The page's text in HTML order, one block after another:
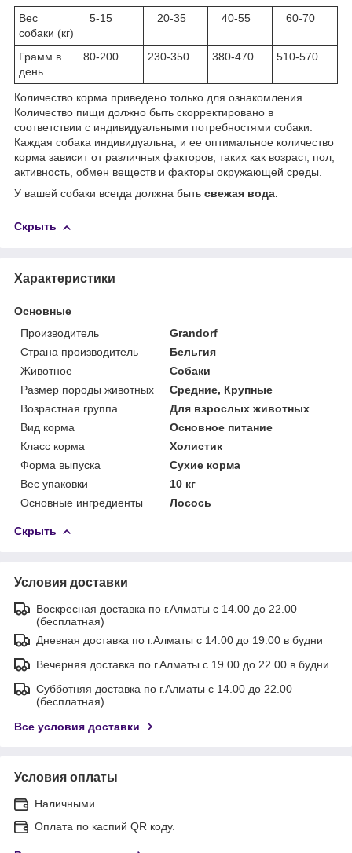
Вес
собаки (кг)
5-15 20-35 40-55 60-70
Грамм в
день
80-200 230-350 380-470 510-570
Количество корма приведено только для ознакомления.
Количество пищи должно быть скорректировано в
соответствии с индивидуальными потребностями собаки.
Каждая собака индивидуальна, и ее оптимальное количество
корма зависит от различных факторов, таких как возраст, пол,
активность, обмен веществ и факторы окружающей среды.
У вашей собаки всегда должна быть свежая вода.
Скрыть
Характеристики
Основные
Производитель
Grandorf
Страна производитель
Бельгия
Животное
Собаки
Размер породы животных
Средние, Крупные
Возрастная группа
Для взрослых животных
Вид корма
Основное питание
Класс корма
Холистик
Форма выпуска
Сухие корма
Вес упаковки
10 кг
Основные ингредиенты
Лосось
Скрыть
Условия доставки
Воскресная доставка по г.Алматы с 14.00 до 22.00
(бесплатная)
Дневная доставка по г.Алматы с 14.00 до 19.00 в будни
Вечерняя доставка по г.Алматы с 19.00 до 22.00 в будни
Субботняя доставка по г.Алматы с 14.00 до 22.00
(бесплатная)
Все условия доставки
Условия оплаты
Наличными
Оплата по каспий QR коду.